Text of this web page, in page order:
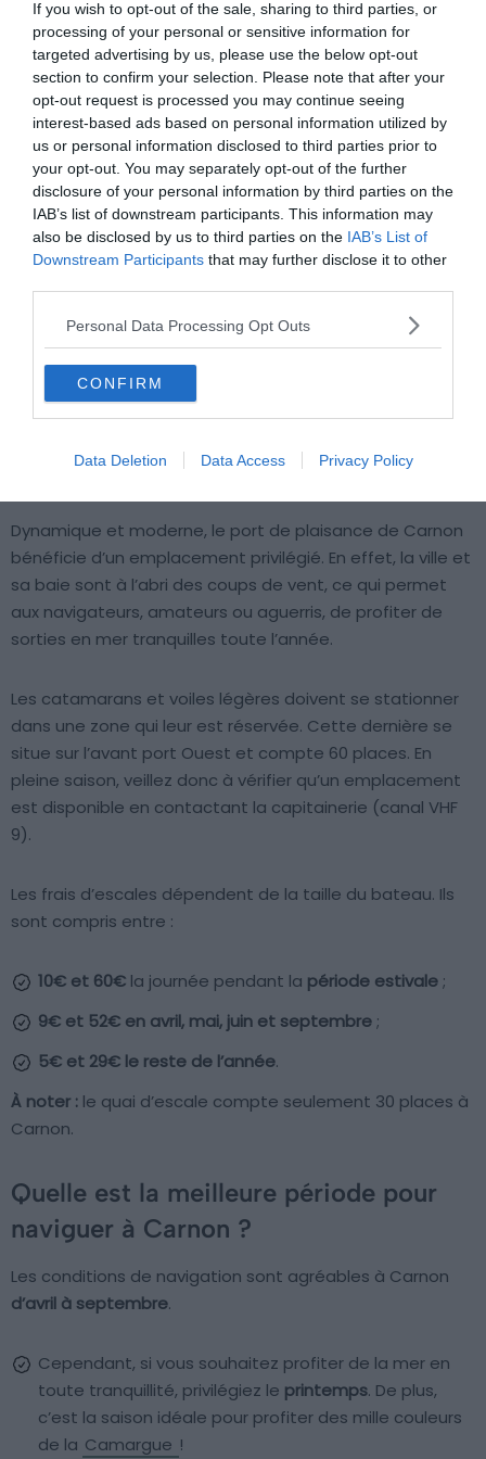
If you wish to opt-out of the sale, sharing to third parties, or
processing of your personal or sensitive information for
targeted advertising by us, please use the below opt-out
section to confirm your selection. Please note that after your
opt-out request is processed you may continue seeing
interest-based ads based on personal information utilized by
us or personal information disclosed to third parties prior to
your opt-out. You may separately opt-out of the further
disclosure of your personal information by third parties on the
IAB’s list of downstream participants. This information may
also be disclosed by us to third parties on the IAB’s List of
Downstream Participants that may further disclose it to other
Personal Data Processing Opt Outs
CONFIRM
Data Deletion Data Access Privacy Policy
Nos conseils pour naviguer à Carnon
Dynamique et moderne, le port de plaisance de Carnon
bénéficie d’un emplacement privilégié. En effet, la ville et
sa baie sont à l’abri des coups de vent, ce qui permet
aux navigateurs, amateurs ou aguerris, de profiter de
sorties en mer tranquilles toute l’année.
Les catamarans et voiles légères doivent se stationner
dans une zone qui leur est réservée. Cette dernière se
situe sur l’avant port Ouest et compte 60 places. En
pleine saison, veillez donc à vérifier qu’un emplacement
est disponible en contactant la capitainerie (canal VHF
9).
Les frais d’escales dépendent de la taille du bateau. Ils
sont compris entre :
10€ et 60€ la journée pendant la période estivale ;
9€ et 52€ en avril, mai, juin et septembre ;
5€ et 29€ le reste de l’année.
À noter : le quai d’escale compte seulement 30 places à
Carnon.
Quelle est la meilleure période pour
naviguer à Carnon ?
Les conditions de navigation sont agréables à Carnon
d’avril à septembre.
Cependant, si vous souhaitez profiter de la mer en
toute tranquillité, privilégiez le printemps. De plus,
c’est la saison idéale pour profiter des mille couleurs
de la Camargue !